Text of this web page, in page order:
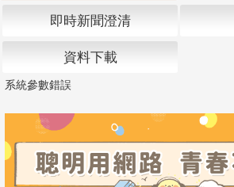
即時新聞澄清
資料下載
系統參數錯誤